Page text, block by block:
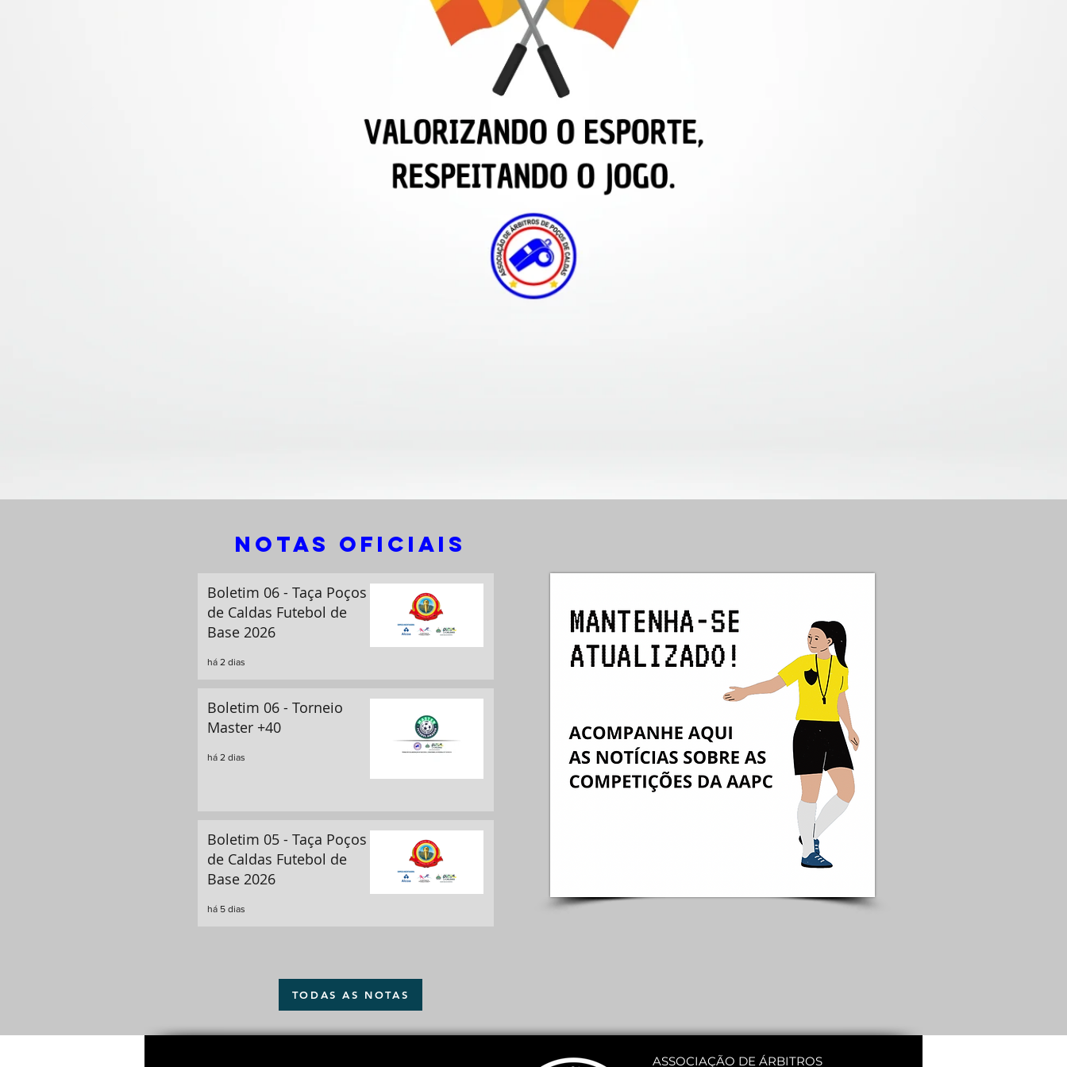
notas oficiais
Boletim 06 - Taça Poços
de Caldas Futebol de
Base 2026
há 2 dias
Boletim 06 - Torneio
Master +40
há 2 dias
Boletim 05 - Taça Poços
de Caldas Futebol de
Base 2026
há 5 dias
TODAS AS NOTAS
ASSOCIAÇÃO DE ÁRBITROS